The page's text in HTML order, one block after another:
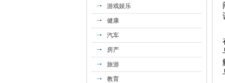
游戏娱乐
健康
汽车
房产
旅游
教育
《什么是“从传统汽车到新能源智能
车”的》